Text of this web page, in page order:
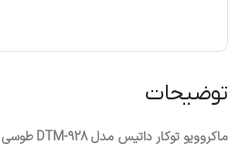
توضیحات
ماکروویو توکار داتیس مدل DTM-928 طوسی